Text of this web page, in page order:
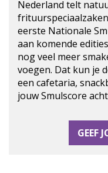
Nederland telt
eerste Nationale
aan komende
nog veel meer
voegen. Dat kun je
een cafetaria,
jouw Smulscore
GEEF